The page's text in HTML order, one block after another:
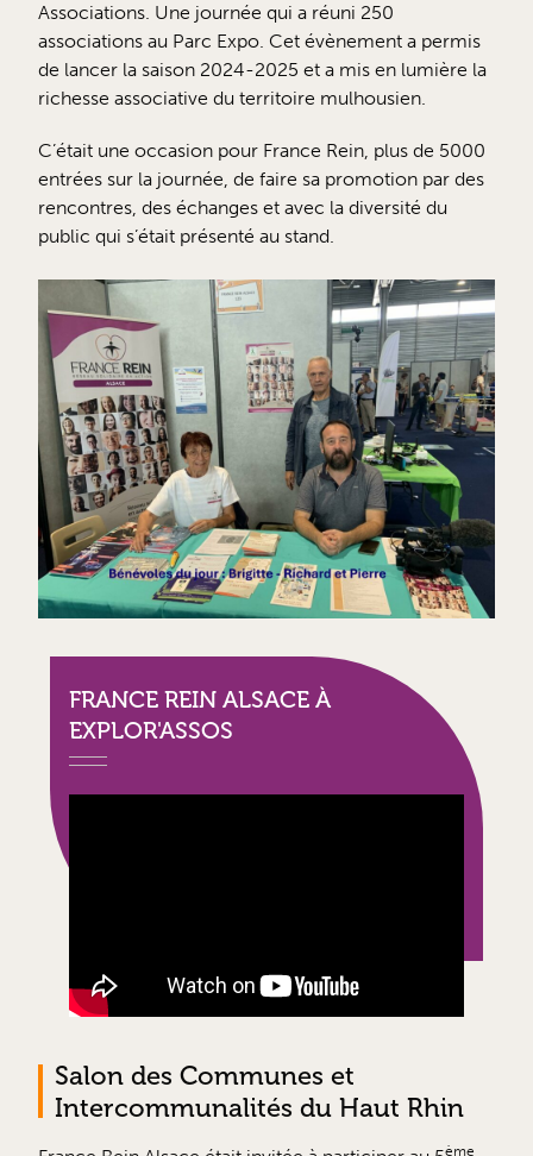
Associations. Une journée qui a réuni 250
associations au Parc Expo. Cet évènement a permis
de lancer la saison 2024-2025 et a mis en lumière la
richesse associative du territoire mulhousien.
C’était une occasion pour France Rein, plus de 5000
entrées sur la journée, de faire sa promotion par des
rencontres, des échanges et avec la diversité du
public qui s’était présenté au stand.
FRANCE REIN ALSACE À
EXPLOR'ASSOS
Salon des Communes et
Intercommunalités du Haut Rhin
ème